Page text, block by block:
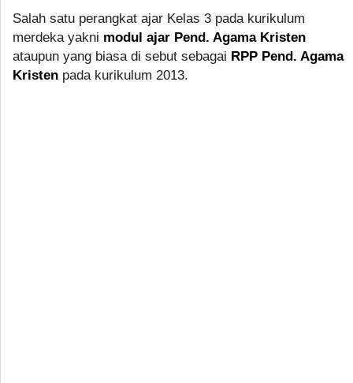
Salah satu perangkat ajar Kelas 3 pada kurikulum
merdeka yakni modul ajar Pend. Agama Kristen
ataupun yang biasa di sebut sebagai RPP Pend. Agama
Kristen pada kurikulum 2013.